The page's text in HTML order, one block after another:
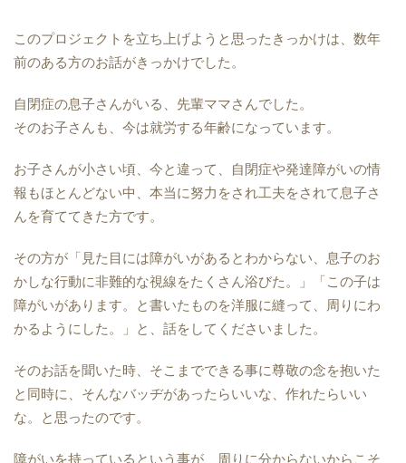
このプロジェクトを立ち上げようと思ったきっかけは、数年
前のある方のお話がきっかけでした。
自閉症の息子さんがいる、先輩ママさんでした。
そのお子さんも、今は就労する年齢になっています。
お子さんが小さい頃、今と違って、自閉症や発達障がいの情
報もほとんどない中、本当に努力をされ工夫をされて息子さ
んを育ててきた方です。
その方が「見た目には障がいがあるとわからない、息子のお
かしな行動に非難的な視線をたくさん浴びた。」「この子は
障がいがあります。と書いたものを洋服に縫って、周りにわ
かるようにした。」と、話をしてくださいました。
そのお話を聞いた時、そこまでできる事に尊敬の念を抱いた
と同時に、そんなバッヂがあったらいいな、作れたらいい
な。と思ったのです。
障がいを持っているという事が、周りに分からないからこそ